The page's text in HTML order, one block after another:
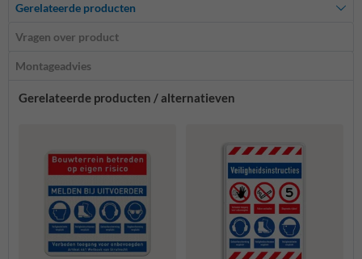
Gerelateerde producten
Vragen over product
Montageadvies
Gerelateerde producten / alternatieven